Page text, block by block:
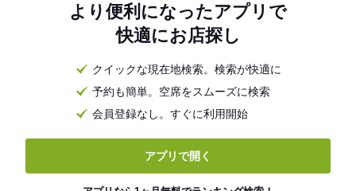
より便利になったアプリで
快適にお店探し
クイックな現在地検索。検索が快適に
予約も簡単。空席をスムーズに検索
会員登録なし。すぐに利用開始
アプリで開く